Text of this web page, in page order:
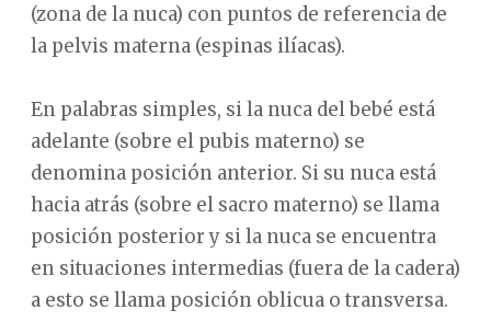
(zona de la nuca) con puntos de referencia de
la pelvis materna (espinas ilíacas).
En palabras simples, si la nuca del bebé está
adelante (sobre el pubis materno) se
denomina posición anterior. Si su nuca está
hacia atrás (sobre el sacro materno) se llama
posición posterior y si la nuca se encuentra
en situaciones intermedias (fuera de la cadera)
a esto se llama posición oblicua o transversa.